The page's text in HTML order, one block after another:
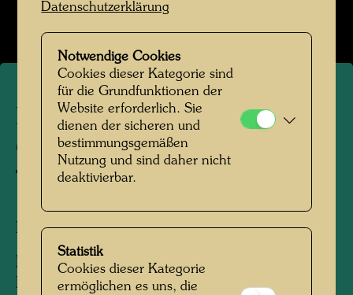
Bildergalerie öffnen
Hundertwasser auf dem
Grasdachhaus von Ivan
Tarulevič
Bay of Plenty, Neuseeland, 1975
Personen am Foto: Friedensreich
Hundertwasser
Datenschutzerklärung
Notwendige Cookies
Cookies dieser Kategorie sind
für die Grundfunktionen der
Website erforderlich. Sie
dienen der sicheren und
bestimmungsgemäßen
Nutzung und sind daher nicht
deaktivierbar.
Statistik
Cookies dieser Kategorie
ermöglichen es uns, die